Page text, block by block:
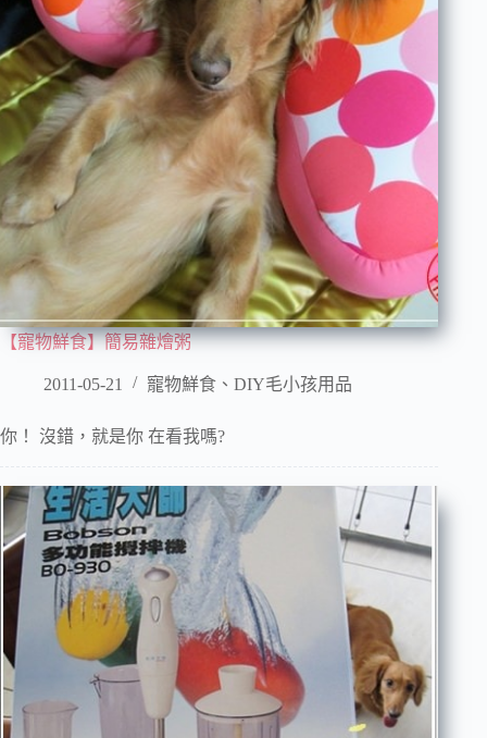
【寵物鮮食】簡易雜燴粥
2011-05-21 寵物鮮食、DIY毛小孩用品
你！ 沒錯，就是你 在看我嗎?